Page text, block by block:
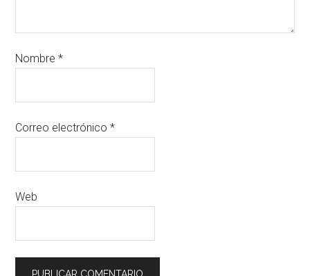
Nombre*
Correo electrónico*
Web